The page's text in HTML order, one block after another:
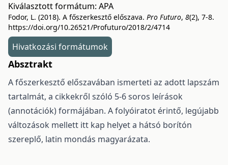
Kiválasztott formátum: APA
Fodor, L. (2018). A főszerkesztő előszava. Pro Futuro, 8(2), 7-8.
https://doi.org/10.26521/Profuturo/2018/2/4714
Hivatkozási formátumok
Absztrakt
A főszerkesztő előszavában ismerteti az adott lapszám
tartalmát, a cikkekről szóló 5-6 soros leírások
(annotációk) formájában. A folyóiratot érintő, legújabb
változások mellett itt kap helyet a hátsó borítón
szereplő, latin mondás magyarázata.